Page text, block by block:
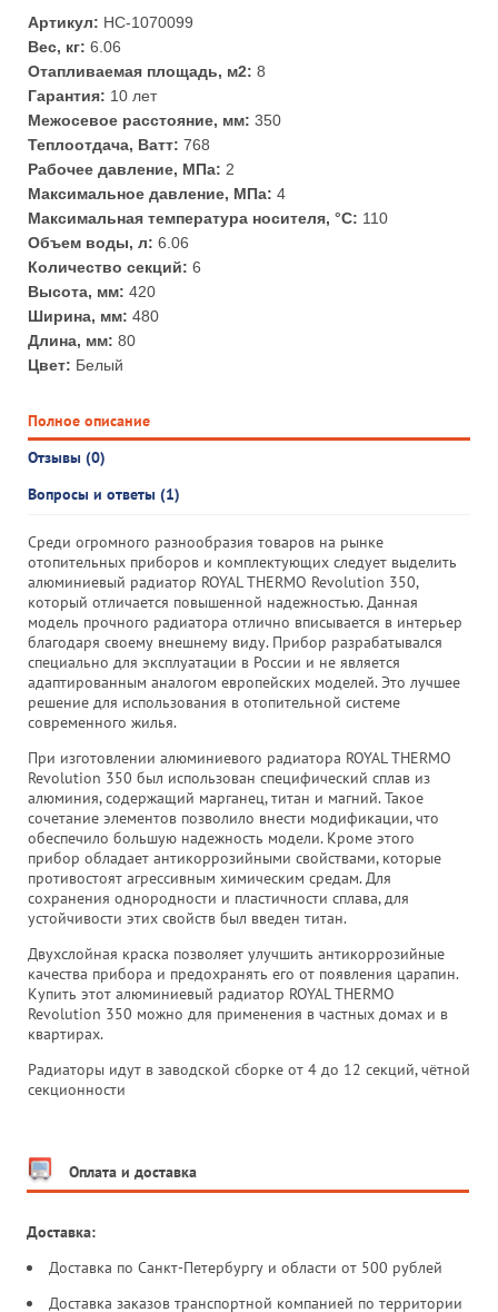
Артикул: НС-1070099
Вес, кг: 6.06
Отапливаемая площадь, м2: 8
Гарантия: 10 лет
Межосевое расстояние, мм: 350
Теплоотдача, Ватт: 768
Рабочее давление, МПа: 2
Максимальное давление, МПа: 4
Максимальная температура носителя, °С: 110
Объем воды, л: 6.06
Количество секций: 6
Высота, мм: 420
Ширина, мм: 480
Длина, мм: 80
Цвет: Белый
Полное описание
Отзывы (0)
Вопросы и ответы (1)
Среди огромного разнообразия товаров на рынке
отопительных приборов и комплектующих следует выделить
алюминиевый радиатор ROYAL THERMO Revolution 350,
который отличается повышенной надежностью. Данная
модель прочного радиатора отлично вписывается в интерьер
благодаря своему внешнему виду. Прибор разрабатывался
специально для эксплуатации в России и не является
адаптированным аналогом европейских моделей. Это лучшее
решение для использования в отопительной системе
современного жилья.
При изготовлении алюминиевого радиатора ROYAL THERMO
Revolution 350 был использован специфический сплав из
алюминия, содержащий марганец, титан и магний. Такое
сочетание элементов позволило внести модификации, что
обеспечило большую надежность модели. Кроме этого
прибор обладает антикоррозийными свойствами, которые
противостоят агрессивным химическим средам. Для
сохранения однородности и пластичности сплава, для
устойчивости этих свойств был введен титан.
Двухслойная краска позволяет улучшить антикоррозийные
качества прибора и предохранять его от появления царапин.
Купить этот алюминиевый радиатор ROYAL THERMO
Revolution 350 можно для применения в частных домах и в
квартирах.
Радиаторы идут в заводской сборке от 4 до 12 секций, чётной
секционности
Оплата и доставка
Доставка:
Доставка по Санкт-Петербургу и области от 500 рублей
Доставка заказов транспортной компанией по территории